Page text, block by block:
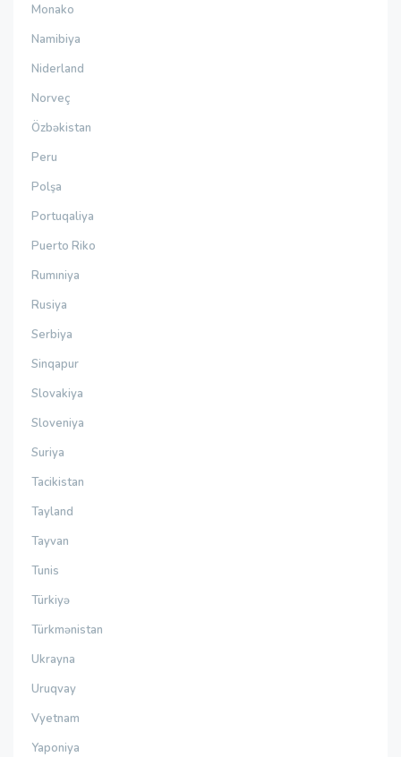
Monako
Namibiya
Niderland
Norveç
Özbəkistan
Peru
Polşa
Portuqaliya
Puerto Riko
Rumıniya
Rusiya
Serbiya
Sinqapur
Slovakiya
Sloveniya
Suriya
Tacikistan
Tayland
Tayvan
Tunis
Türkiyə
Türkmənistan
Ukrayna
Uruqvay
Vyetnam
Yaponiya